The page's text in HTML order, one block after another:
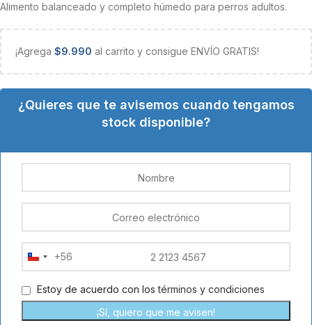
Alimento balanceado y completo húmedo para perros adultos.
¡Agrega $9.990 al carrito y consigue ENVÍO GRATIS!
¿Quieres que te avisemos cuando tengamos
stock disponible?
Chile
+56
+56
Estoy de acuerdo con lostérminos y condiciones
¡Sí, quiero que me avisen!